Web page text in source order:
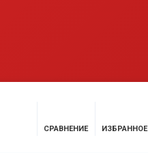
СРАВНЕНИЕ ИЗБРАННОЕ